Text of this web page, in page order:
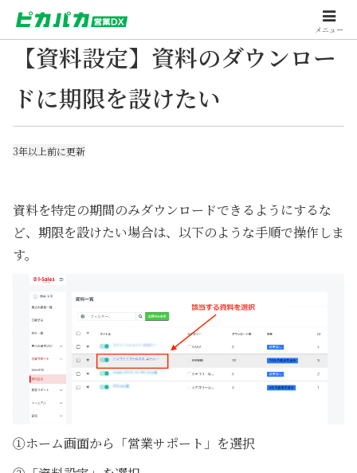
【資料設定】資料のダウンロー
ドに期限を設けたい
3年以上前に更新
資料を特定の期間のみダウンロードできるようにするな
ど、期限を設けたい場合は、以下のような手順で操作しま
す。
①ホーム画面から「営業サポート」を選択
メニュー